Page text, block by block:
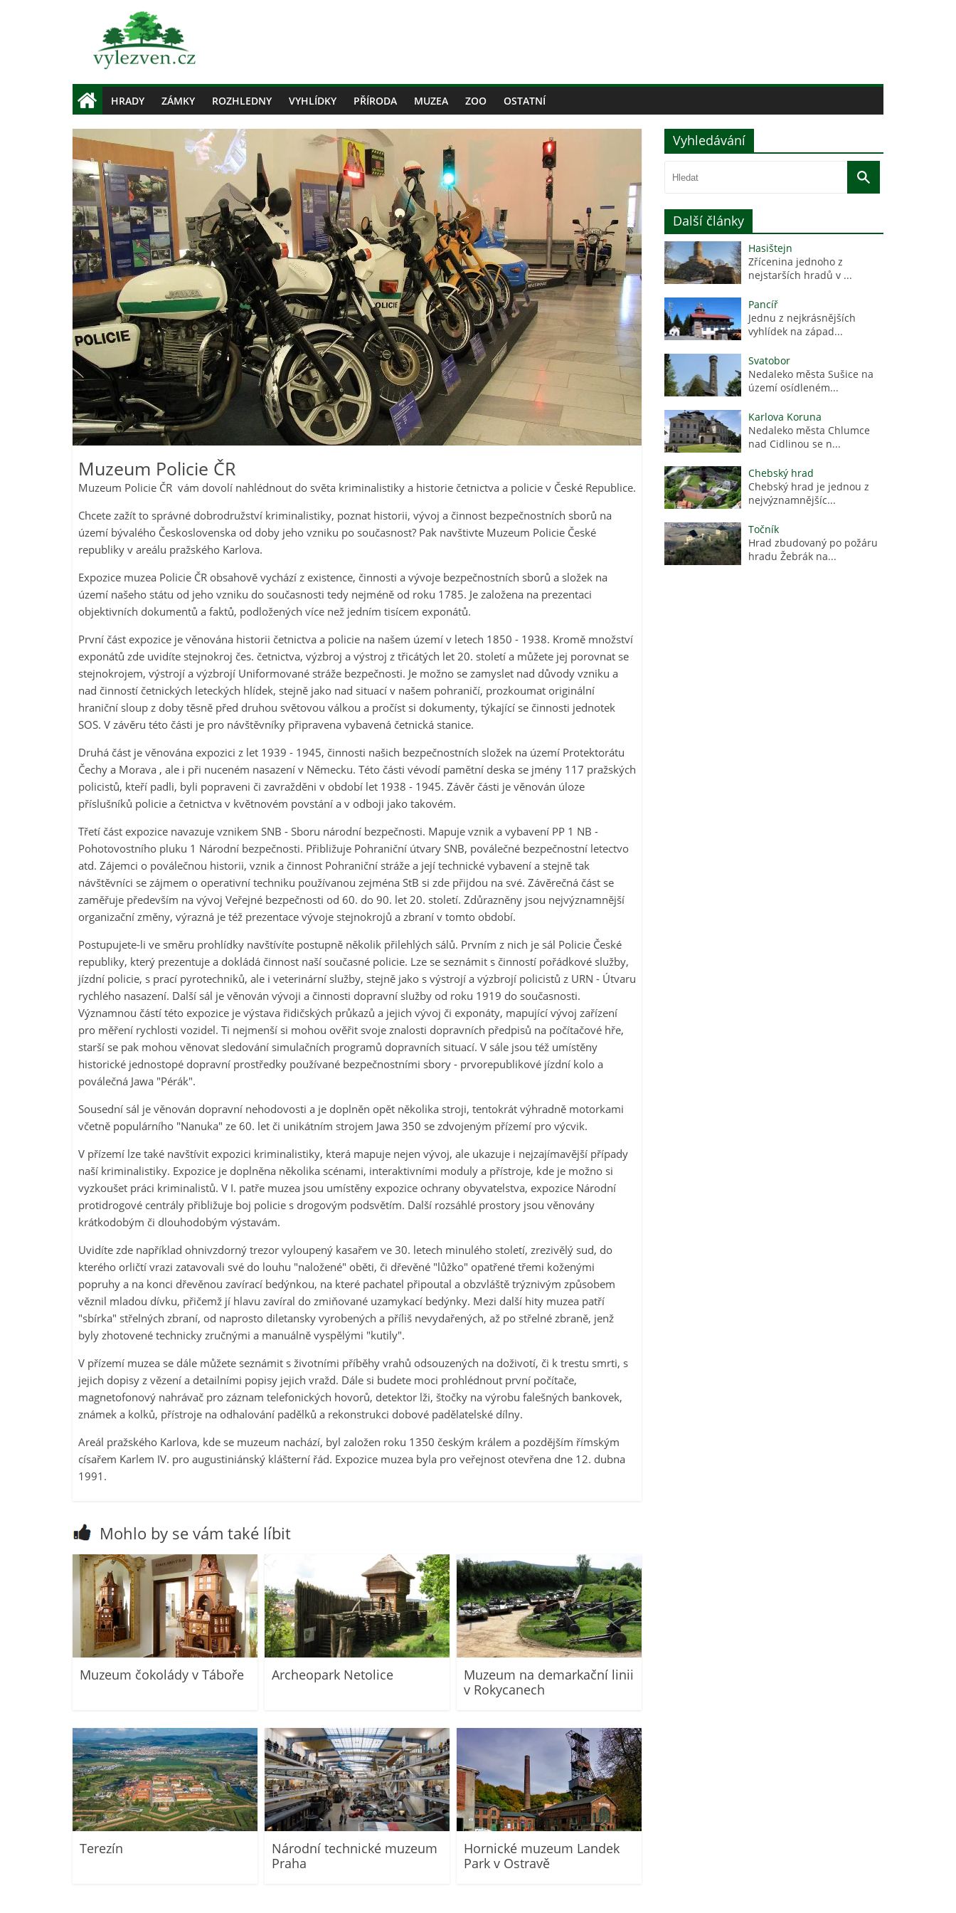
HRADY ZÁMKY ROZHLEDNY VYHLÍDKY PŘÍRODA MUZEA ZOO OSTATNÍ
Muzeum Policie ČR
Muzeum Policie ČR vám dovolí nahlédnout do světa kriminalistiky a historie četnictva a policie v České Republice.
Chcete zažít to správné dobrodružství kriminalistiky, poznat historii, vývoj a činnost bezpečnostních sborů na
území bývalého Československa od doby jeho vzniku po současnost? Pak navštivte Muzeum Policie České
republiky v areálu pražského Karlova.
Expozice muzea Policie ČR obsahově vychází z existence, činnosti a vývoje bezpečnostních sborů a složek na
území našeho státu od jeho vzniku do současnosti tedy nejméně od roku 1785. Je založena na prezentaci
objektivních dokumentů a faktů, podložených více než jedním tisícem exponátů.
První část expozice je věnována historii četnictva a policie na našem území v letech 1850 - 1938. Kromě množství
exponátů zde uvidíte stejnokroj čes. četnictva, výzbroj a výstroj z třicátých let 20. století a můžete jej porovnat se
stejnokrojem, výstrojí a výzbrojí Uniformované stráže bezpečnosti. Je možno se zamyslet nad důvody vzniku a
nad činností četnických leteckých hlídek, stejně jako nad situací v našem pohraničí, prozkoumat originální
hraniční sloup z doby těsně před druhou světovou válkou a pročíst si dokumenty, týkající se činnosti jednotek
SOS. V závěru této části je pro návštěvníky připravena vybavená četnická stanice.
Druhá část je věnována expozici z let 1939 - 1945, činnosti našich bezpečnostních složek na území Protektorátu
Čechy a Morava , ale i při nuceném nasazení v Německu. Této části vévodí pamětní deska se jmény 117 pražských
policistů, kteří padli, byli popraveni či zavražděni v období let 1938 - 1945. Závěr části je věnován úloze
příslušníků policie a četnictva v květnovém povstání a v odboji jako takovém.
Třetí část expozice navazuje vznikem SNB - Sboru národní bezpečnosti. Mapuje vznik a vybavení PP 1 NB -
Pohotovostního pluku 1 Národní bezpečnosti. Přibližuje Pohraniční útvary SNB, poválečné bezpečnostní letectvo
atd. Zájemci o poválečnou historii, vznik a činnost Pohraniční stráže a její technické vybavení a stejně tak
návštěvníci se zájmem o operativní techniku používanou zejména StB si zde přijdou na své. Závěrečná část se
zaměřuje především na vývoj Veřejné bezpečnosti od 60. do 90. let 20. století. Zdůrazněny jsou nejvýznamnější
organizační změny, výrazná je též prezentace vývoje stejnokrojů a zbraní v tomto období.
Postupujete-li ve směru prohlídky navštívíte postupně několik přilehlých sálů. Prvním z nich je sál Policie České
republiky, který prezentuje a dokládá činnost naší současné policie. Lze se seznámit s činností pořádkové služby,
jízdní policie, s prací pyrotechniků, ale i veterinární služby, stejně jako s výstrojí a výzbrojí policistů z URN - Útvaru
rychlého nasazení. Další sál je věnován vývoji a činnosti dopravní služby od roku 1919 do současnosti.
Významnou částí této expozice je výstava řidičských průkazů a jejich vývoj či exponáty, mapující vývoj zařízení
pro měření rychlosti vozidel. Ti nejmenší si mohou ověřit svoje znalosti dopravních předpisů na počítačové hře,
starší se pak mohou věnovat sledování simulačních programů dopravních situací. V sále jsou též umístěny
historické jednostopé dopravní prostředky používané bezpečnostními sbory - prvorepublikové jízdní kolo a
poválečná Jawa "Pérák".
Sousední sál je věnován dopravní nehodovosti a je doplněn opět několika stroji, tentokrát výhradně motorkami
včetně populárního "Nanuka" ze 60. let či unikátním strojem Jawa 350 se zdvojeným přízemí pro výcvik.
V přízemí lze také navštívit expozici kriminalistiky, která mapuje nejen vývoj, ale ukazuje i nejzajímavější případy
naší kriminalistiky. Expozice je doplněna několika scénami, interaktivními moduly a přístroje, kde je možno si
vyzkoušet práci kriminalistů. V I. patře muzea jsou umístěny expozice ochrany obyvatelstva, expozice Národní
protidrogové centrály přibližuje boj policie s drogovým podsvětím. Další rozsáhlé prostory jsou věnovány
krátkodobým či dlouhodobým výstavám.
Uvidíte zde například ohnivzdorný trezor vyloupený kasařem ve 30. letech minulého století, zrezivělý sud, do
kterého orličtí vrazi zatavovali své do louhu "naložené" oběti, či dřevěné "lůžko" opatřené třemi koženými
popruhy a na konci dřevěnou zavírací bedýnkou, na které pachatel připoutal a obzvláště trýznivým způsobem
věznil mladou dívku, přičemž jí hlavu zavíral do zmiňované uzamykací bedýnky. Mezi další hity muzea patří
"sbírka" střelných zbraní, od naprosto diletansky vyrobených a příliš nevydařených, až po střelné zbraně, jenž
byly zhotovené technicky zručnými a manuálně vyspělými "kutily".
V přízemí muzea se dále můžete seznámit s životními příběhy vrahů odsouzených na doživotí, či k trestu smrti, s
jejich dopisy z vězení a detailními popisy jejich vražd. Dále si budete moci prohlédnout první počítače,
magnetofonový nahrávač pro záznam telefonických hovorů, detektor lži, štočky na výrobu falešných bankovek,
známek a kolků, přístroje na odhalování padělků a rekonstrukci dobové padělatelské dílny.
Areál pražského Karlova, kde se muzeum nachází, byl založen roku 1350 českým králem a pozdějším římským
císařem Karlem IV. pro augustiniánský klášterní řád. Expozice muzea byla pro veřejnost otevřena dne 12. dubna
1991.
Mohlo by se vám také líbit
Muzeum čokolády v Táboře Archeopark Netolice
Muzeum na demarkační linii
v Rokycanech
Terezín
Národní technické muzeum
Praha
Hornické muzeum Landek
Park v Ostravě
Vyhledávání
Další články
Hasištejn
Zřícenina jednoho z
nejstarších hradů v ...
Pancíř
Jednu z nejkrásnějších
vyhlídek na západ...
Svatobor
Nedaleko města Sušice na
území osídleném...
Karlova Koruna
Nedaleko města Chlumce
nad Cidlinou se n...
Chebský hrad
Chebský hrad je jednou z
nejvýznamnějšíc...
Točník
Hrad zbudovaný po požáru
hradu Žebrák na...